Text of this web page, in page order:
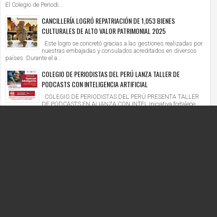
El Colegio de Periodi...
CANCILLERÍA LOGRÓ REPATRIACIÓN DE 1,053 BIENES
CULTURALES DE ALTO VALOR PATRIMONIAL 2025
Este logro se concretó gracias a las gestiones realizadas por
nuestras embajadas y consulados acreditados en diversos
países. Durante el a...
COLEGIO DE PERIODISTAS DEL PERÚ LANZA TALLER DE
PODCASTS CON INTELIGENCIA ARTIFICIAL
COLEGIO DE PERIODISTAS DEL PERÚ PRESENTA TALLER
DE PODCASTS EN ALIANZA CON INTEL Iniciativa fortalece